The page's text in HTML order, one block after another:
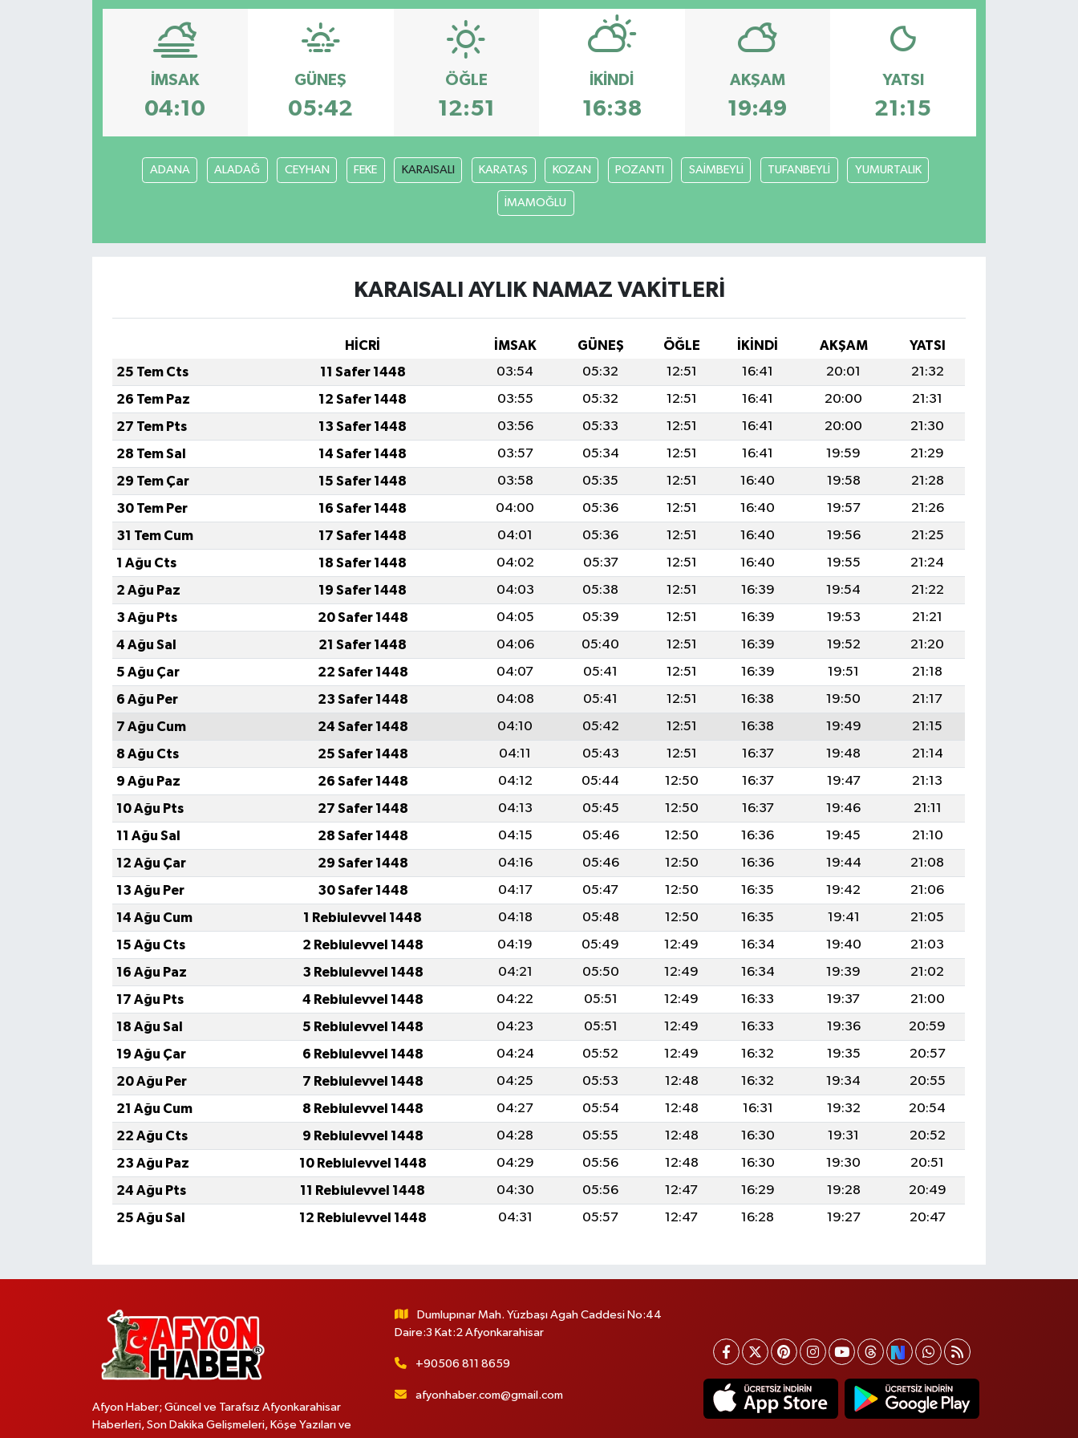
İMSAK
04:10
GÜNEŞ
05:42
ÖĞLE
12:51
İKINDI
16:38
AKŞAM
19:49
YATSI
21:15
ADANA ALADAĞ CEYHAN FEKE KARAISALI KARATAŞ KOZAN POZANTI SAİMBEYLİ TUFANBEYLİ YUMURTALIK
İMAMOĞLU
KARAISALI AYLIK NAMAZ VAKITLERI
HİCRİ İMSAK GÜNEŞ ÖĞLE İKINDI AKŞAM
YATSI
25 Tem Cts
11 Safer 1448 03:54 05:32 12:51 16:41 20:01
21:32
26 Tem Paz
12 Safer 1448 03:55 05:32 12:51 16:41 20:00
21:31
27 Tem Pts
13 Safer 1448 03:56 05:33 12:51 16:41 20:00
21:30
28 Tem Sal
14 Safer 1448 03:57 05:34 12:51 16:41 19:59
21:29
29 Tem Çar
15 Safer 1448 03:58 05:35 12:51 16:40 19:58
21:28
30 Tem Per
16 Safer 1448 04:00 05:36 12:51 16:40 19:57
21:26
31 Tem Cum
17 Safer 1448 04:01 05:36 12:51 16:40 19:56
21:25
1 Ağu Cts
18 Safer 1448 04:02 05:37 12:51 16:40 19:55
21:24
2 Ağu Paz
19 Safer 1448 04:03 05:38 12:51 16:39 19:54
21:22
3 Ağu Pts
20 Safer 1448 04:05 05:39 12:51 16:39 19:53
21:21
4 Ağu Sal
21 Safer 1448 04:06 05:40 12:51 16:39 19:52
21:20
5 Ağu Çar
22 Safer 1448 04:07 05:41 12:51 16:39 19:51
21:18
6 Ağu Per
23 Safer 1448 04:08 05:41 12:51 16:38 19:50
21:17
7 Ağu Cum
24 Safer 1448 04:10 05:42 12:51 16:38 19:49
21:15
8 Ağu Cts
25 Safer 1448 04:11 05:43 12:51 16:37 19:48
21:14
9 Ağu Paz
26 Safer 1448 04:12 05:44 12:50 16:37 19:47
21:13
10 Ağu Pts
27 Safer 1448 04:13 05:45 12:50 16:37 19:46
21:11
11 Ağu Sal
28 Safer 1448 04:15 05:46 12:50 16:36 19:45
21:10
12 Ağu Çar
29 Safer 1448 04:16 05:46 12:50 16:36 19:44
21:08
13 Ağu Per
30 Safer 1448 04:17 05:47 12:50 16:35 19:42
21:06
14 Ağu Cum
1 Rebiulevvel 1448 04:18 05:48 12:50 16:35 19:41
21:05
15 Ağu Cts
2 Rebiulevvel 1448 04:19 05:49 12:49 16:34 19:40
21:03
16 Ağu Paz
3 Rebiulevvel 1448 04:21 05:50 12:49 16:34 19:39
21:02
17 Ağu Pts
4 Rebiulevvel 1448 04:22 05:51 12:49 16:33 19:37
21:00
18 Ağu Sal
5 Rebiulevvel 1448 04:23 05:51 12:49 16:33 19:36
20:59
19 Ağu Çar
6 Rebiulevvel 1448 04:24 05:52 12:49 16:32 19:35
20:57
20 Ağu Per
7 Rebiulevvel 1448 04:25 05:53 12:48 16:32 19:34
20:55
21 Ağu Cum
8 Rebiulevvel 1448 04:27 05:54 12:48 16:31 19:32
20:54
22 Ağu Cts
9 Rebiulevvel 1448 04:28 05:55 12:48 16:30 19:31
20:52
23 Ağu Paz
10 Rebiulevvel 1448 04:29 05:56 12:48 16:30 19:30
20:51
24 Ağu Pts
11 Rebiulevvel 1448 04:30 05:56 12:47 16:29 19:28
20:49
25 Ağu Sal
12 Rebiulevvel 1448 04:31 05:57 12:47 16:28 19:27 20:47
Afyon Haber; Güncel ve Tarafsız Afyonkarahisar
Haberleri, Son Dakika Gelişmeleri, Köşe Yazıları ve
Dumlupınar Mah. Yüzbaşı Agah Caddesi No:44
Daire:3 Kat:2 Afyonkarahisar
+90506 811 8659
afyonhaber.com@gmail.com